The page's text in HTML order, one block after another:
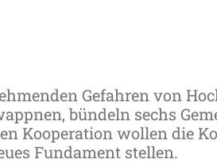
Gefahren von
bündeln sechs
Kooperation wollen die
Fundament stellen.